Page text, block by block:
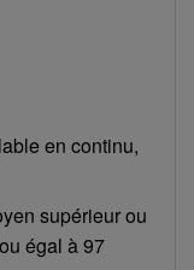
en continu,
supérieur ou
égal à 97